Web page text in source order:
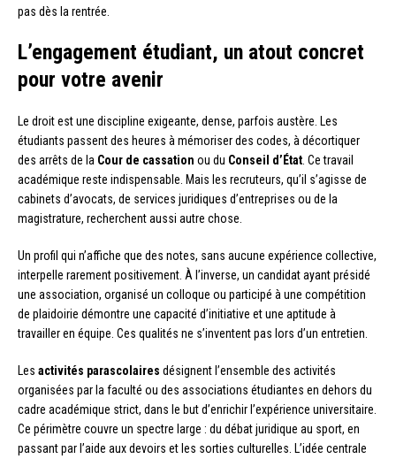
pas dès la rentrée.
L’engagement étudiant, un atout concret
pour votre avenir
Le droit est une discipline exigeante, dense, parfois austère. Les
étudiants passent des heures à mémoriser des codes, à décortiquer
des arrêts de la Cour de cassation ou du Conseil d’État . Ce travail
académique reste indispensable. Mais les recruteurs, qu’il s’agisse de
cabinets d’avocats, de services juridiques d’entreprises ou de la
magistrature, recherchent aussi autre chose.
Un profil qui n’affiche que des notes, sans aucune expérience collective,
interpelle rarement positivement. À l’inverse, un candidat ayant présidé
une association, organisé un colloque ou participé à une compétition
de plaidoirie démontre une capacité d’initiative et une aptitude à
travailler en équipe. Ces qualités ne s’inventent pas lors d’un entretien.
Les activités parascolaires désignent l’ensemble des activités
organisées par la faculté ou des associations étudiantes en dehors du
cadre académique strict, dans le but d’enrichir l’expérience universitaire.
Ce périmètre couvre un spectre large : du débat juridique au sport, en
passant par l’aide aux devoirs et les sorties culturelles. L’idée centrale